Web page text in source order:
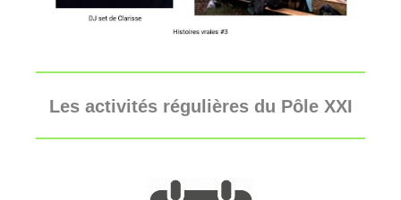
Les activités régulières du Pôle XXI